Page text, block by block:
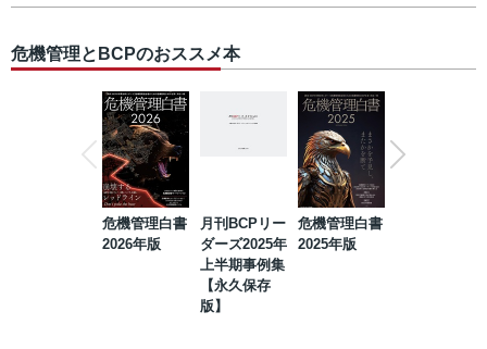
危機管理とBCPのおススメ本
危機管理白書
2026年版
月刊BCPリー
ダーズ2025年
上半期事例集
【永久保存
版】
危機管理白書
2025年版